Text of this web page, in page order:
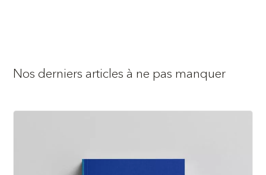
Nos derniers articles à ne pas manquer